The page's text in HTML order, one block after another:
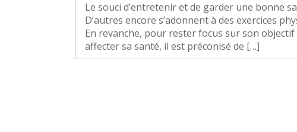
Le souci d’entretenir et de garder une bonne
D’autres encore s’adonnent à des exercices
En revanche, pour rester focus sur son
affecter sa santé, il est préconisé de […]